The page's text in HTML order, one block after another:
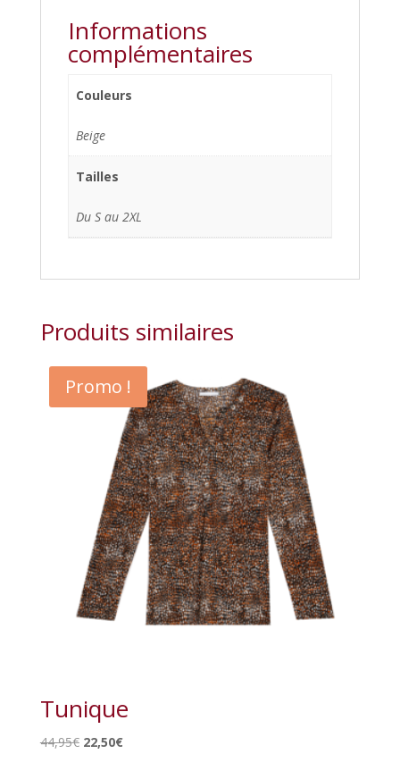
Informations
complémentaires
Couleurs
Beige
Tailles
Du S au 2XL
Produits similaires
Promo !
Tunique
44,95€ Le
22,50€Le